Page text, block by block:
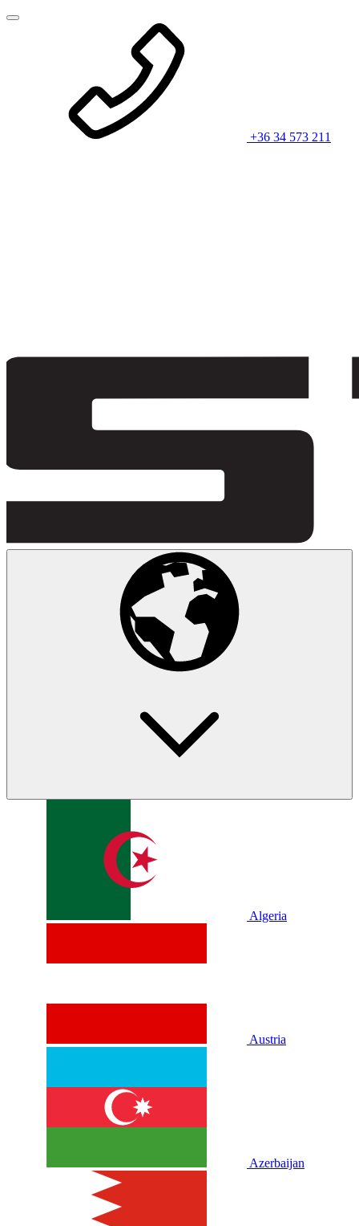
+36 34 573 211
Algeria
Austria
Azerbaijan